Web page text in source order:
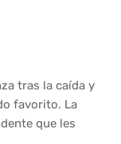
tras la caída y
favorito. La
que les